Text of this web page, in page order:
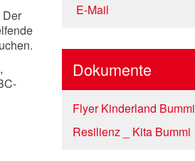
Der
E-Mail
Dokumente
Flyer Kinderland Bummi
Resilienz _ Kita Bummi